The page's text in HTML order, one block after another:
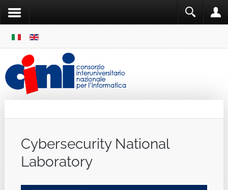
MENU
Cybersecurity National
Laboratory